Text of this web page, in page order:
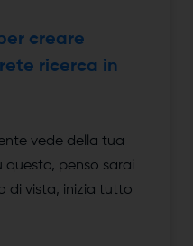
creare
ricerca in
vede della tua
questo, penso sarai
di vista, inizia tutto